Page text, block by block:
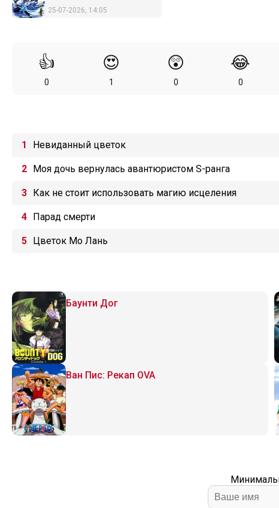
25-07-2026, 14:05
👍
0
😍
1
😲
0
😂
0
Невиданный цветок
Моя дочь вернулась авантюристом S-ранга
Как не стоит использовать магию исцеления
Парад смерти
Цветок Мо Лань
Баунти Дог
Ван Пис: Рекап OVA